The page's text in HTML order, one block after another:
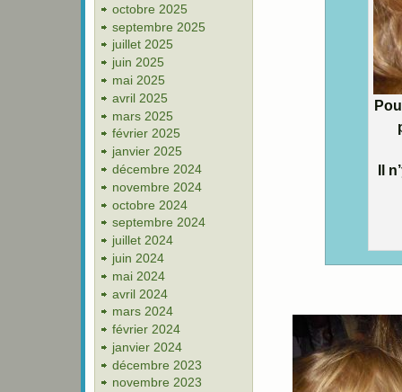
octobre 2025
septembre 2025
juillet 2025
juin 2025
mai 2025
avril 2025
mars 2025
février 2025
janvier 2025
décembre 2024
novembre 2024
octobre 2024
septembre 2024
juillet 2024
juin 2024
mai 2024
avril 2024
mars 2024
février 2024
janvier 2024
décembre 2023
novembre 2023
Il